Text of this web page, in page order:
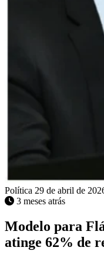
Política 29 de abril de
3 meses atrás
Modelo para
atinge 62% de